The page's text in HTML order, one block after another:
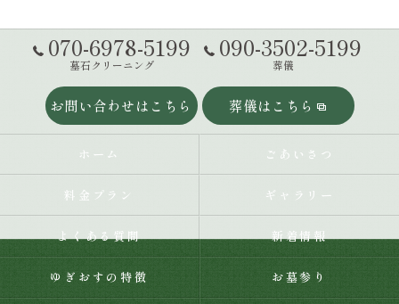
070-6978-5199
墓石クリーニング
090-3502-5199
葬儀
お問い合わせはこちら 葬儀はこちら
ホーム ごあいさつ
料金プラン ギャラリー
よくある質問 新着情報
ゆぎおすの特徴 お墓参り